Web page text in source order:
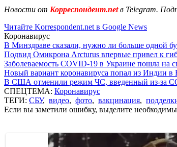
Новости от Корреспондент.netв Telegram.
Читайте Korrespondent.net в Google News
Коронавирус
В Минздраве сказали, нужно ли больше одной
Подвид Омикрона Arcturus впервые привел к
Заболеваемость COVID-19 в Украине пошла на
Новый вариант коронавируса попал из Индии в
В США отменили режим ЧС, введенный из-за
СПЕЦТЕМА: Коронавирус
ТЕГИ: СБУ, видео, фото, вакцинация,
Если вы заметили ошибку, выделите